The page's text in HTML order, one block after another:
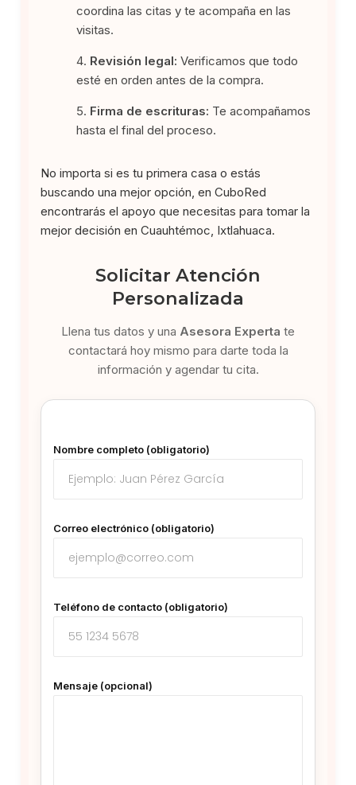
coordina las citas y te acompaña en las
visitas.
Revisión legal: Verificamos que todo
esté en orden antes de la compra.
Firma de escrituras: Te acompañamos
hasta el final del proceso.
No importa si es tu primera casa o estás
buscando una mejor opción, en CuboRed
encontrarás el apoyo que necesitas para tomar la
mejor decisión en Cuauhtémoc, Ixtlahuaca.
Solicitar Atención
Personalizada
Llena tus datos y una Asesora Experta te
contactará hoy mismo para darte toda la
información y agendar tu cita.
Nombre completo (obligatorio)
Correo electrónico (obligatorio)
Teléfono de contacto (obligatorio)
Mensaje (opcional)